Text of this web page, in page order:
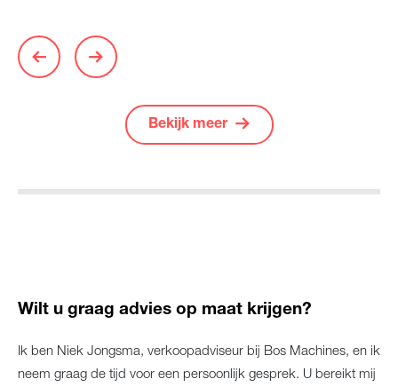
Bekijk meer
Wilt u graag advies op maat krijgen?
Ik ben Niek Jongsma, verkoopadviseur bij Bos Machines, en ik
neem graag de tijd voor een persoonlijk gesprek. U bereikt mij